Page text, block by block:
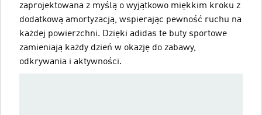
zaprojektowana z myślą o wyjątkowo miękkim kroku z
dodatkową amortyzacją, wspierając pewność ruchu na
każdej powierzchni. Dzięki adidas te buty sportowe
zamieniają każdy dzień w okazję do zabawy,
odkrywania i aktywności.